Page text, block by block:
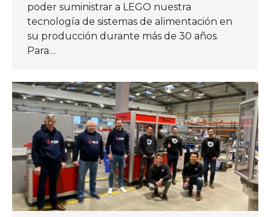
poder suministrar a LEGO nuestra
tecnología de sistemas de alimentación en
su producción durante más de 30 años.
Para…